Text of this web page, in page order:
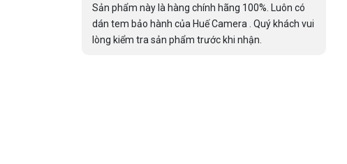
Sản phẩm này là hàng chính hãng 100%. Luôn có
dán tem bảo hành của Huế Camera . Quý khách vui
lòng kiểm tra sản phẩm trước khi nhận.